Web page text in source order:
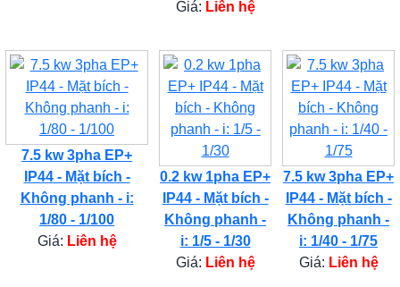
Giá: Liên hệ
7.5 kw 3pha EP+
IP44 - Mặt bích -
Không phanh - i:
1/80 - 1/100
Giá: Liên hệ
0.2 kw 1pha EP+
IP44 - Mặt bích -
Không phanh -
i: 1/5 - 1/30
Giá: Liên hệ
7.5 kw 3pha EP+
IP44 - Mặt bích -
Không phanh -
i: 1/40 - 1/75
Giá: Liên hệ